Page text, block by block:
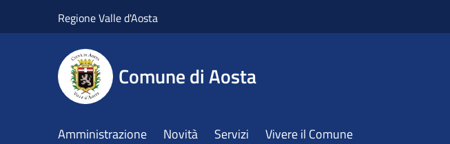
Regione Valle d'Aosta
Comune di Aosta
Amministrazione Novità Servizi Vivere il Comune